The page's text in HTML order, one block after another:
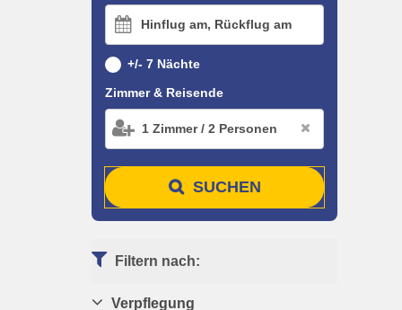
Hinflug am, Rückflug am
+/- 7 Nächte
Zimmer & Reisende
1 Zimmer/ 2 Personen
SUCHEN
Filtern nach:
Verpflegung